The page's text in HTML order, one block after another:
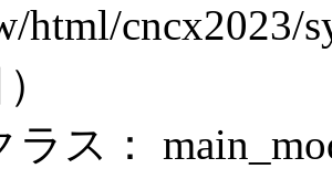
html/cncx2023/
ス：